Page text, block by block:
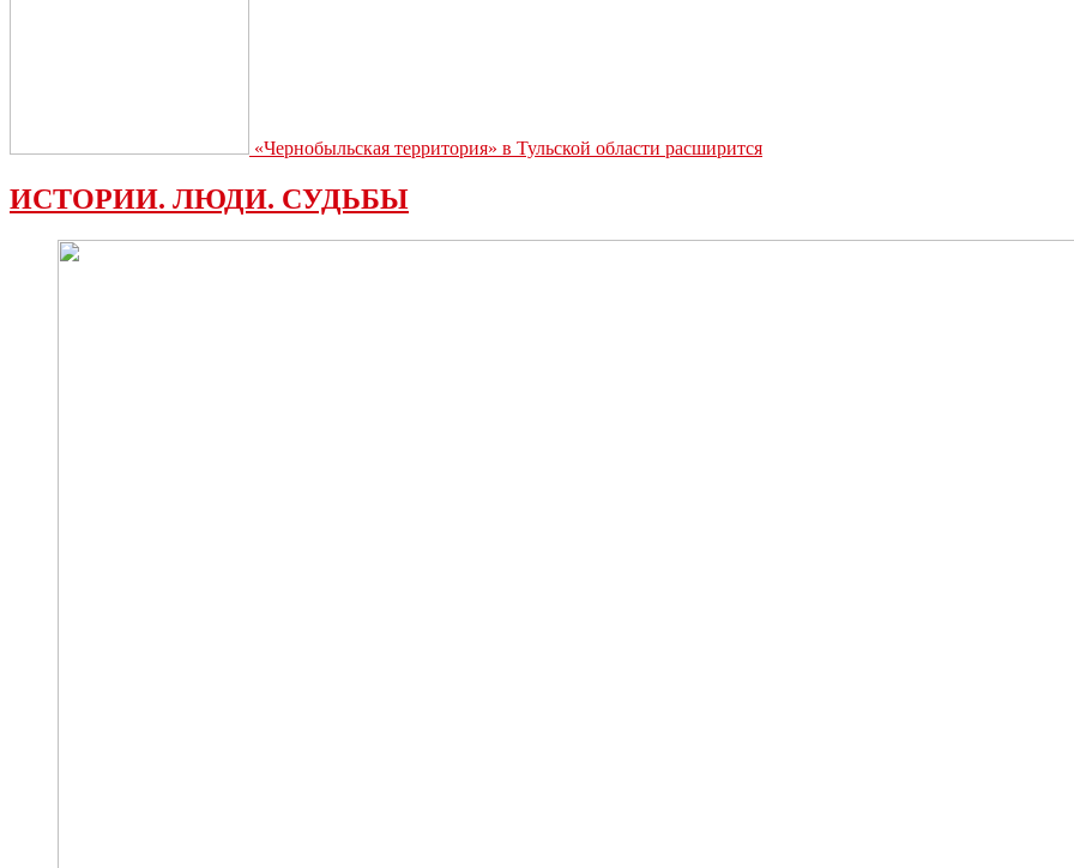
«Чернобыльская территория» в Тульской области расширится
ИСТОРИИ. ЛЮДИ. СУДЬБЫ